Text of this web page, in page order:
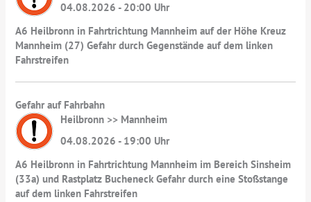
04.08.2026 - 20:00 Uhr
A6 Heilbronn in Fahrtrichtung Mannheim auf der Höhe Kreuz
Mannheim (27) Gefahr durch Gegenstände auf dem linken
Fahrstreifen
Gefahr auf Fahrbahn
Heilbronn >> Mannheim
04.08.2026 - 19:00 Uhr
A6 Heilbronn in Fahrtrichtung Mannheim im Bereich Sinsheim
(33a) und Rastplatz Bucheneck Gefahr durch eine Stoßstange
auf dem linken Fahrstreifen